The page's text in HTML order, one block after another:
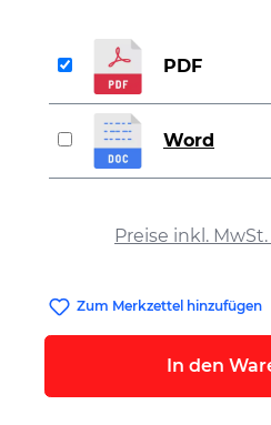
Preise inkl.
PDF
Word
Zum Merkzettel hinzufügen
In den